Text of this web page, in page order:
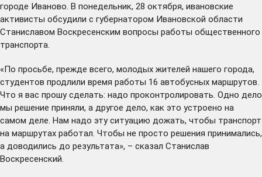
городе Иваново. В понедельник, 28 октября, ивановские
активисты обсудили с губернатором Ивановской области
Станиславом Воскресенским вопросы работы общественного
транспорта.
«По просьбе, прежде всего, молодых жителей нашего города,
студентов продлили время работы 16 автобусных маршрутов.
Что я вас прошу сделать: надо проконтролировать. Одно дело
мы решение приняли, а другое дело, как это устроено на
самом деле. Нам надо эту ситуацию дожать, чтобы транспорт
на маршрутах работал. Чтобы не просто решения принимались,
а доводились до результата», – сказал Станислав
Воскресенский.